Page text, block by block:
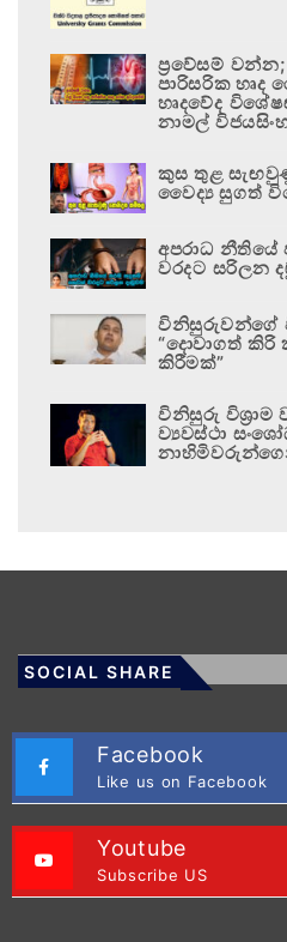
ප්‍රවේසම්
පාරිසරික හෘද
හෘදවේද
නාමල්
කුස තුළ
වෛද්‍ය සුගත්
අපරාධ
වරදට සරිලන
විනිසුරුවන්ගේ
“දොවාගත්
කිරීමක්”
විනිසුරු විශ්‍රාම
ව්‍යවස්ථා
SOCIAL SHARE
Facebook
Like us on Facebook
Youtube
Subscribe US